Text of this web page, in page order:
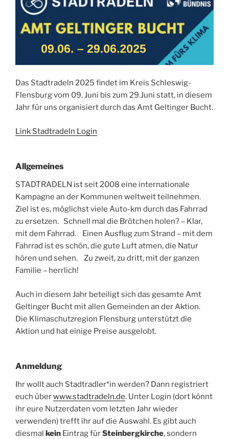
Das Stadtradeln 2025 findet im Kreis Schleswig-
Flensburg vom 09. Juni bis zum 29.Juni statt, in diesem
Jahr für uns organisiert durch das Amt Geltinger Bucht.
Link Stadtradeln Login
Allgemeines
STADTRADELN ist seit 2008 eine internationale
Kampagne an der Kommunen weltweit teilnehmen.
Ziel ist es, möglichst viele Auto-km durch das Fahrrad
zu ersetzen. Schnell mal die Brötchen holen? – Klar,
mit dem Fahrrad. Einen Ausflug zum Strand – mit dem
Fahrrad ist es schön, die gute Luft atmen, die Natur
hören und sehen. Zu zweit, zu dritt, mit der ganzen
Familie – herrlich!
Auch in diesem Jahr beteiligt sich das gesamte Amt
Geltinger Bucht mit allen Gemeinden an der Aktion.
Die Klimaschutzregion Flensburg unterstützt die
Aktion und hat einige Preise ausgelobt.
Anmeldung
Ihr wollt auch Stadtradler*in werden? Dann registriert
euch überwww.stadtradeln.de. Unter Login (dort könnt
ihr eure Nutzerdaten vom letzten Jahr wieder
verwenden) trefft ihr auf die Auswahl. Es gibt auch
diesmal kein Eintrag fürSteinbergkirche, sondern